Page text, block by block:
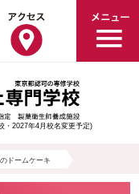
・2027年4月校名変更予定)
ドームケーキ